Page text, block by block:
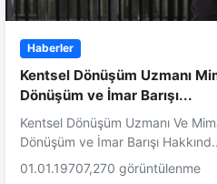
Haberler
Kentsel Dönüşüm Uzmanı
Dönüşüm ve İmar Barışı...
Kentsel Dönüşüm Uzmanı Ve
Dönüşüm ve İmar Barışı
01.01.19707,270 görüntülenme